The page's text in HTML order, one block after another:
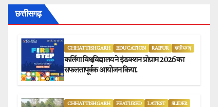
छत्तीसगढ़
CHHATTISHGARH EDUCATION RAIPUR छत्तीसगढ़
कलिंगा विश्वविद्यालय ने इंडक्शन प्रोग्राम 2026 का
सफलतापूर्वक आयोजन किया.
CHHATTISHGARH FEATURED LATEST
SLIDER